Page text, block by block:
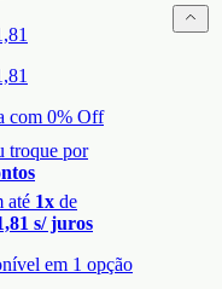
com 0% Off
troque por
até 1x de
s/ juros
em 1 opção